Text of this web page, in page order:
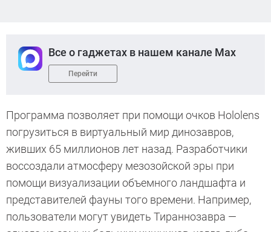
Все о гаджетах в нашем канале Max
Перейти
Программа позволяет при помощи очков Hololens
погрузиться в виртуальный мир динозавров,
живших 65 миллионов лет назад. Разработчики
воссоздали атмосферу мезозойской эры при
помощи визуализации объемного ландшафта и
представителей фауны того времени. Например,
пользователи могут увидеть Тираннозавра —